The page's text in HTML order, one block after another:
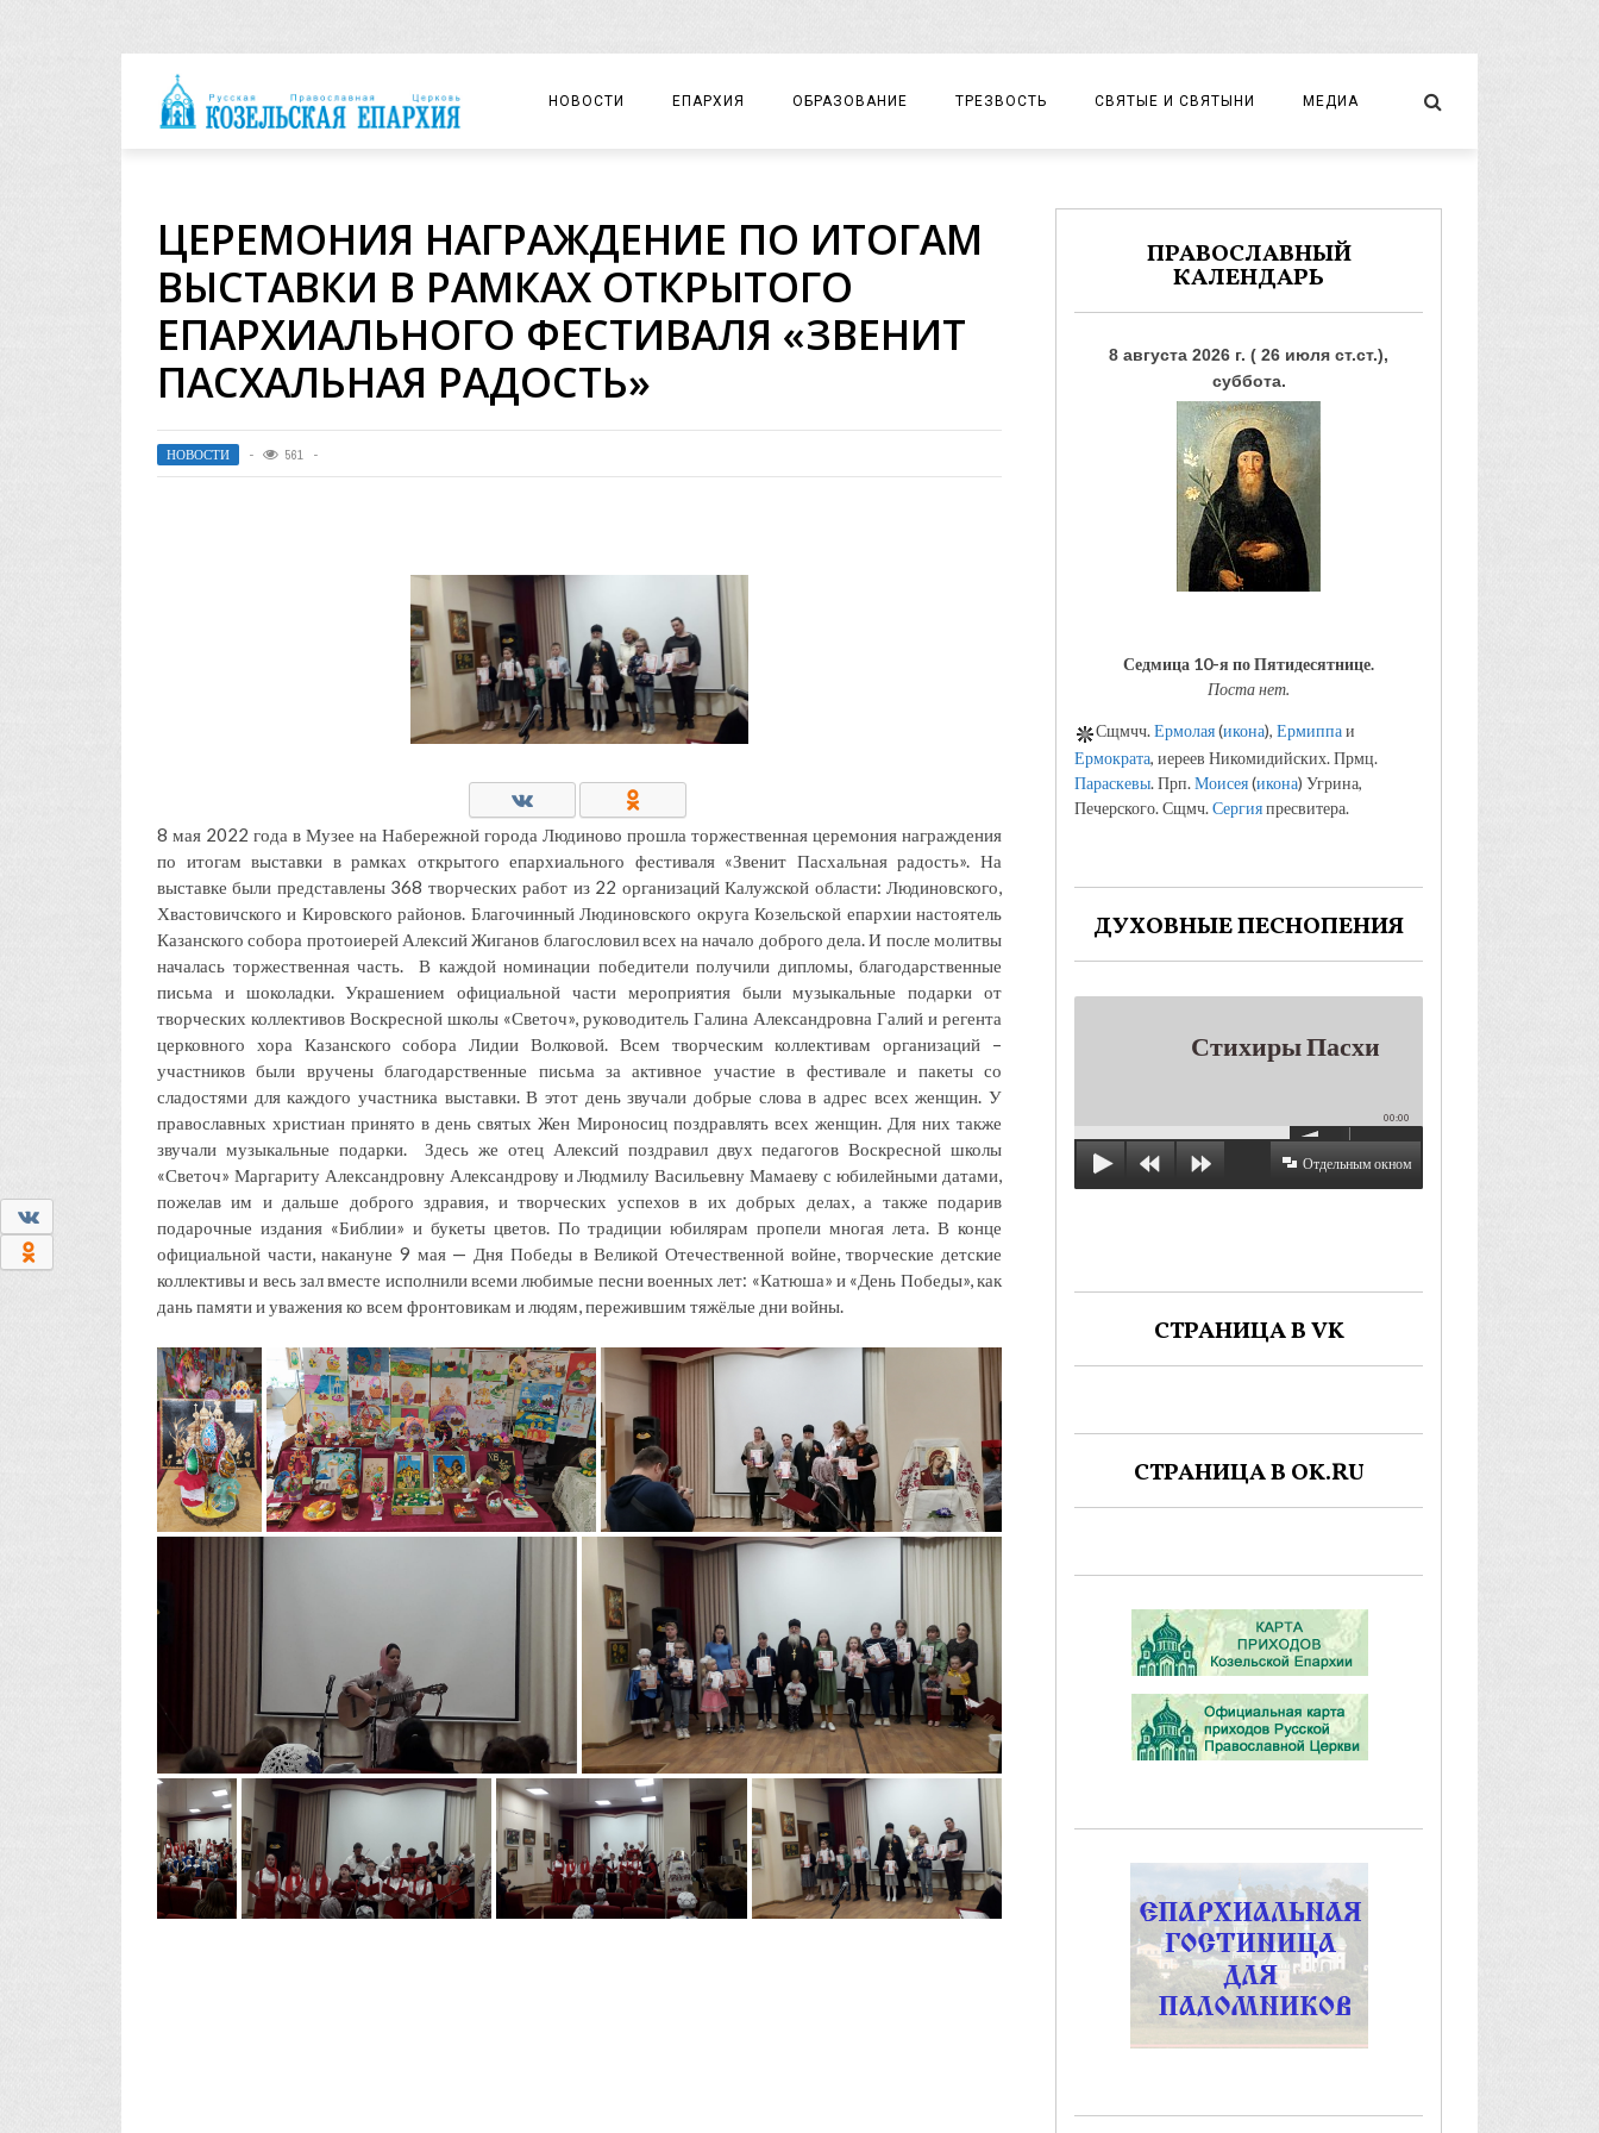
НОВОСТИ ЕПАРХИЯ
ЕПАРХИАЛЬНОЕ УПРАВЛЕНИЕ
ДОКУМЕНТЫ
ЕПАРХИАЛЬНЫЕ ОТДЕЛЫ
БЛАГОЧИНИЯ
ХРАМЫ И МОНАСТЫРИ
КОНТАКТЫ/РЕКВИЗИТЫ
ОБРАЗОВАНИЕ
ЦЕНТР «ВОЗРОЖДЕНИЕ»
ДЕТСКИЙ ТУРИЗМ
ТРЕЗВОСТЬ
ДОКУМЕНТЫ
СВЯТЫЕ И СВЯТЫНИ МЕДИА
ФОТО
ЦЕРЕМОНИЯ НАГРАЖДЕНИЕ ПО ИТОГАМ
ВЫСТАВКИ В РАМКАХ ОТКРЫТОГО
ЕПАРХИАЛЬНОГО ФЕСТИВАЛЯ «ЗВЕНИТ
ПАСХАЛЬНАЯ РАДОСТЬ»
НОВОСТИ 561
8 мая 2022 года в Музее на Набережной города Людиново прошла торжественная церемония награждения
по итогам выставки в рамках открытого епархиального фестиваля «Звенит Пасхальная радость». На
выставке были представлены 368 творческих работ из 22 организаций Калужской области: Людиновского,
Хвастовичского и Кировского районов. Благочинный Людиновского округа Козельской епархии настоятель
Казанского собора протоиерей Алексий Жиганов благословил всех на начало доброго дела. И после молитвы
началась торжественная часть. В каждой номинации победители получили дипломы, благодарственные
письма и шоколадки. Украшением официальной части мероприятия были музыкальные подарки от
творческих коллективов Воскресной школы «Светоч», руководитель Галина Александровна Галий и регента
церковного хора Казанского собора Лидии Волковой. Всем творческим коллективам организаций –
участников были вручены благодарственные письма за активное участие в фестивале и пакеты со
сладостями для каждого участника выставки. В этот день звучали добрые слова в адрес всех женщин. У
православных христиан принято в день святых Жен Мироносиц поздравлять всех женщин. Для них также
звучали музыкальные подарки. Здесь же отец Алексий поздравил двух педагогов Воскресной школы
«Светоч» Маргариту Александровну Александрову и Людмилу Васильевну Мамаеву с юбилейными датами,
пожелав им и дальше доброго здравия, и творческих успехов в их добрых делах, а также подарив
подарочные издания «Библии» и букеты цветов. По традиции юбилярам пропели многая лета. В конце
официальной части, накануне 9 мая — Дня Победы в Великой Отечественной войне, творческие детские
коллективы и весь зал вместе исполнили всеми любимые песни военных лет: «Катюша» и «День Победы», как
дань памяти и уважения ко всем фронтовикам и людям, пережившим тяжёлые дни войны.
ПРАВОСЛАВНЫЙ
КАЛЕНДАРЬ
8 августа 2026 г. ( 26 июля ст.ст.),
суббота.
Седмица 10-я по Пятидесятнице.
Поста нет.
Сщмчч.Ермолая(икона), Ермиппаи
Ермократа, иереев Никомидийских. Прмц.
Параскевы. Прп.Моисея(икона) Угрина,
Печерского. Сщмч.Сергияпресвитера.
ДУХОВНЫЕ ПЕСНОПЕНИЯ
Стихиры Пасхи
00:00
Отдельным окном
СТРАНИЦА В VK
СТРАНИЦА В OK.RU